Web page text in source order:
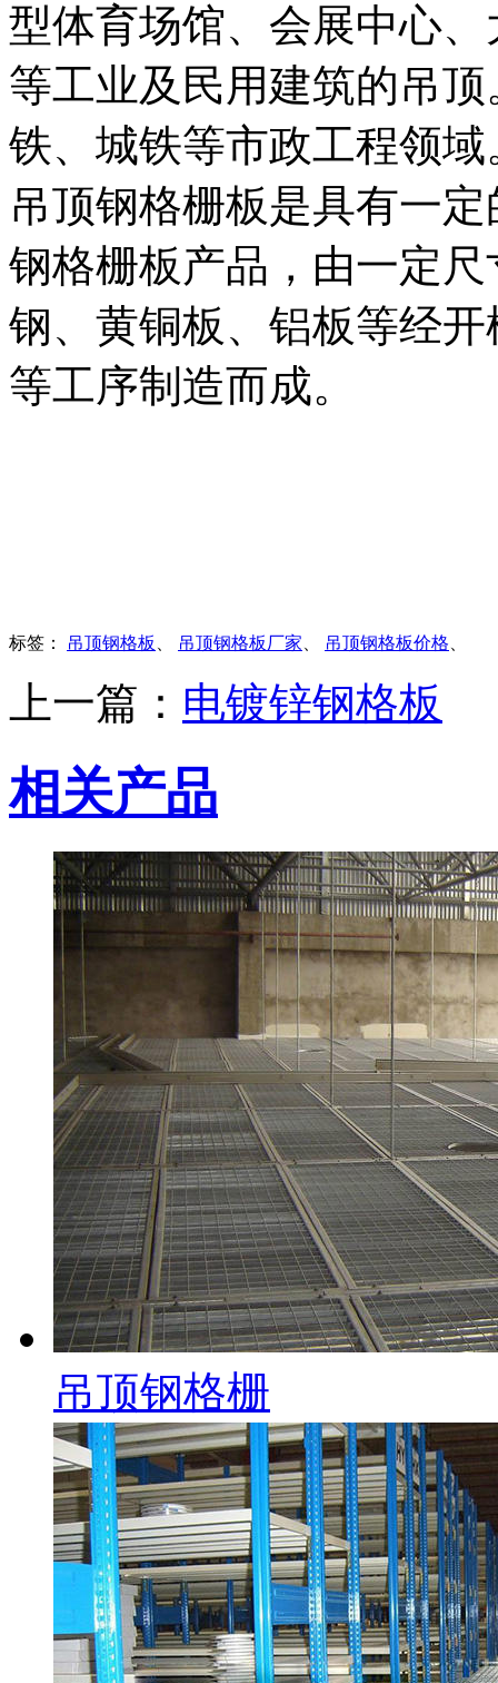
型体育场馆、会展中心
等工业及民用建筑的吊
铁、城铁等市政工程领域
吊顶钢格栅板是具有一
钢格栅板产品，由一定
钢、黄铜板、铝板等经
等工序制造而成。
标签： 吊顶钢格板 、 吊顶钢格板厂家、 吊顶钢格板价格、
上一篇： 电镀锌钢格板
相关产品
吊顶钢格栅